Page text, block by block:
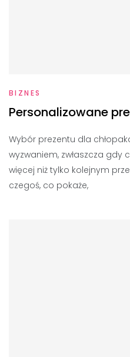
BIZNES
Personalizowane
Wybór prezentu dla
wyzwaniem, zwłaszcza gdy
więcej niż tylko kolejnym
czegoś, co pokaże,